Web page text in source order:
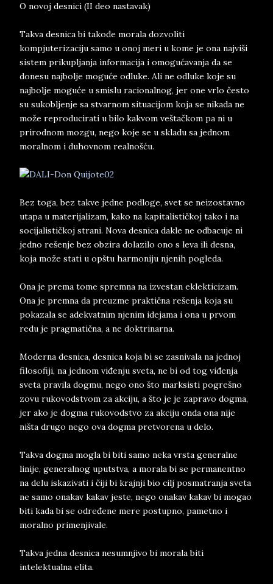
O novoj desnici (II deo nastavak)
Takva desnica bi takođe morala dozvoliti
kompjuterizaciju samo u onoj meri u kome je ona najviši
sistem prikupljanja informacija i omogućavanja da se
donesu najbolje moguće odluke. Ali ne odluke koje su
najbolje moguće u smislu racionalnog, jer one vrlo često
su sukobljenje sa stvarnom situacijom koja se nikada ne
može reproducirati u bilo kakvom veštačkom pa ni u
prirodnom mozgu, nego koje se u skladu sa jednom
moralnom i duhovnom realnošću.
Bez toga, bez takve jedne podloge, svet se neizostavno
utapa u materijalizam, kako na kapitalističkoj tako i na
socijalističkoj strani. Nova desnica dakle ne odbacuje ni
jedno rešenje bez obzira dolazilo ono s leva ili desna,
koja može stati u opštu harmoniju njenih pogleda.
Ona je prema tome spremna na izvestan eklekticizam.
Ona je premna da preuzme praktična rešenja koja su
pokazala se adekvatnim njenim idejama i ona u prvom
redu je pragmatična, a ne doktrinarna.
Moderna desnica, desnica koja bi se zasnivala na jednoj
filosofiji, na jednom viđenju sveta, ne bi od tog viđenja
sveta pravila dogmu, nego ono što marksisti pogrešno
zovu rukovodstvom za akciju, a što je je zapravo dogma,
jer ako je dogma rukovodstvo za akciju onda ona nije
ništa drugo nego ova dogma pretvorena u delo.
Takva dogma mogla bi biti samo neka vrsta generalne
linije, generalnog uputstva, a morala bi se permanentno
na delu iskazivati i čiji bi krajnji bio cilj posmatranja sveta
ne samo onakav kakav jeste, nego onakav kakav bi mogao
biti kada bi se određene mere postupno, pametno i
moralno primenjivale.
Takva jedna desnica nesumnjivo bi morala biti
intelektualna elita.